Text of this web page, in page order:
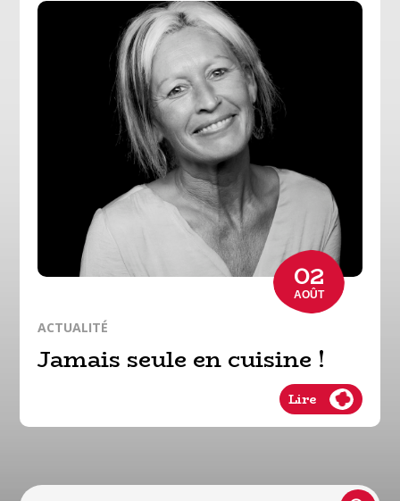
02
AOÛT
ACTUALITÉ
Jamais seule en cuisine !
Lire